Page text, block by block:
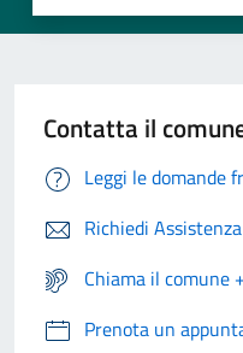
Contatta il
Leggi le domande
Richiedi Assistenza
Chiama il comune
Prenota un